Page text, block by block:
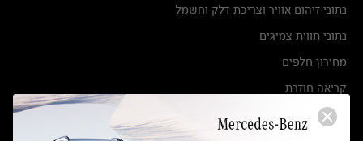
נתוני זיהום אוויר וצריכת דלק וחשמל
נתוני תווית צמיגים
מחירון חלפים
קריאה חוזרת
הודעה על הטבות לרכבי מרצדס בהסדר פשרה בתצ 56447-02-19